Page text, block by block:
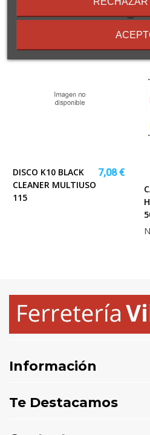
Misma
DISCO K10 BLACK
CLEANER MULTIUSO
115
7,08 €
Información
Te Destacamos
condiciones